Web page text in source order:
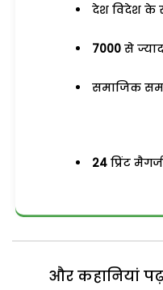
देश विदेश के
7000 से
समाजिक
24 प्रिंट
और कहानियां